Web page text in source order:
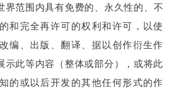
界范围内具有免费的、永久性的、不
和完全再许可的权利和许可，以使
编、出版、翻译、据以创作衍生作
示此等内容（整体或部分），或将此
的或以后开发的其他任何形式的作